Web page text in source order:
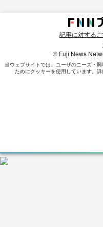
記事に対する
© Fuji News
当ウェブサイトでは、ユーザのニーズ・
ためにクッキーを使⽤しています。詳